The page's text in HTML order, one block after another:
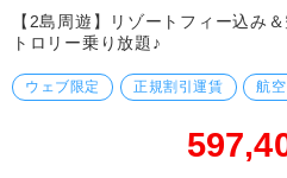
【2島周遊】リゾートフィー込み
トロリー乗り放題♪
ウェブ限定 正規割引運賃 航